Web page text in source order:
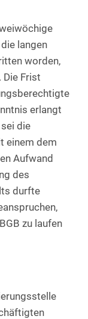
langen
worden,
Die Frist
erlangt
die
einem dem
Aufwand
des
durfte
zu laufen